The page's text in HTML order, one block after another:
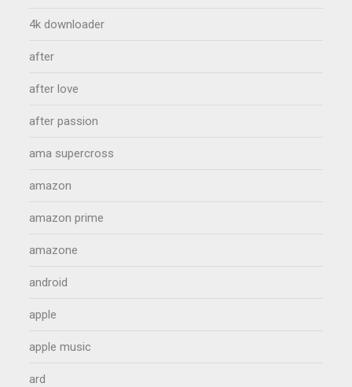
4k downloader
after
after love
after passion
ama supercross
amazon
amazon prime
amazone
android
apple
apple music
ard